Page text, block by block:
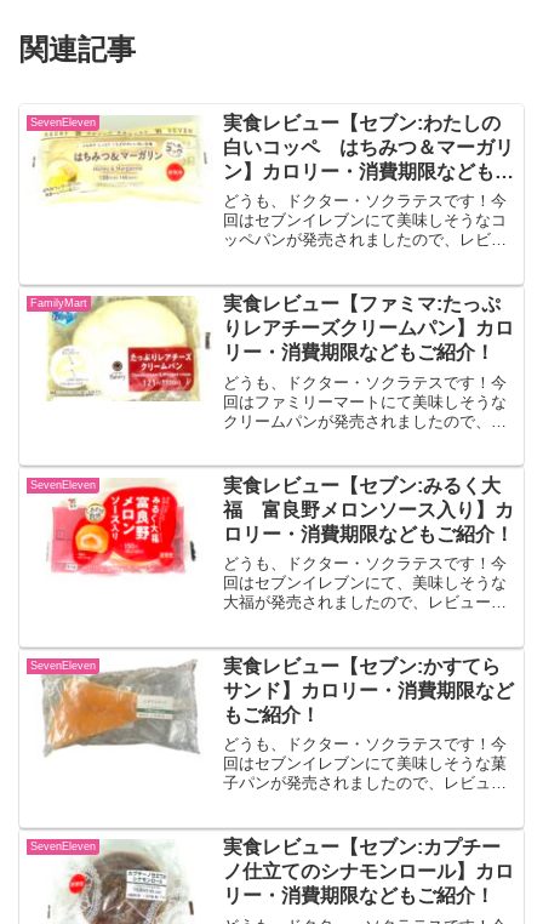
関連記事
SevenEleven
実食レビュー【セブン:わたしの
白いコッペ はちみつ＆マーガリ
ン】カロリー・消費期限などもご
紹介！
どうも、ドクター・ソクラテスです！今
回はセブンイレブンにて美味しそうなコ
ッペパンが発売されましたので、レビュ
っとりとしたくちどけの良いパン生地
に、はちみつとマーガリンを挟...
FamilyMart
実食レビュー【ファミマ:たっぷ
りレアチーズクリームパン】カロ
リー・消費期限などもご紹介！
どうも、ドクター・ソクラテスです！今
回はファミリーマートにて美味しそうな
クリームパンが発売されましたので、レ
ンです。やわらかな白いパン生地でレア
チーズクリームを包み焼き...
SevenEleven
実食レビュー【セブン:みるく大
福 富良野メロンソース入り】カ
ロリー・消費期限などもご紹介！
どうも、ドクター・ソクラテスです！今
回はセブンイレブンにて、美味しそうな
大福が発売されましたので、レビューし
ロンソースと、さっぱりとした味わいの
ミルクホイップを、柔らか...
SevenEleven
実食レビュー【セブン:かすてら
サンド】カロリー・消費期限など
もご紹介！
どうも、ドクター・ソクラテスです！今
回はセブンイレブンにて美味しそうな菓
子パンが発売されましたので、レビュー
しゃりしゃりした食感が特長のクリーム
をサンドしました。出典:...
SevenEleven
実食レビュー【セブン:カプチー
ノ仕立てのシナモンロール】カロ
リー・消費期限などもご紹介！